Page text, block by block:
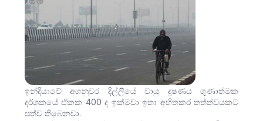
ඉන්දියාවේ අගනුවර දිල්ලියේ වායු දූෂණය ගුණාත්මක
දර්ශකයේ ඒකක 400 ද ඉක්මවා ඉතා අහිතකර තත්ත්වයකට
පත්ව තිබෙනවා.